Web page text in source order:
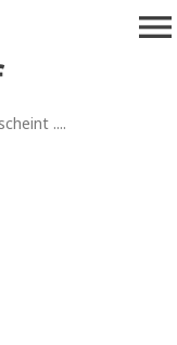
....
menu